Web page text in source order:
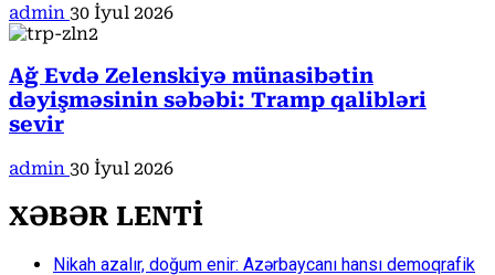
admin 30 İyul 2026
Ağ Evdə Zelenskiyə münasibətin
dəyişməsinin səbəbi: Tramp qalibləri
sevir
admin 30 İyul 2026
XƏBƏR LENTİ
Nikah azalır, doğum enir: Azərbaycanı hansı demoqrafik